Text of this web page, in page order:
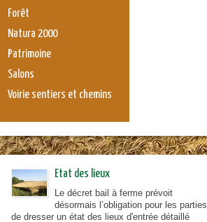
Forêt
Natura 2000
Patrimoine
Salons
Voirie sentiers et chemins
Etat des lieux
Le décret bail à ferme prévoit
désormais l’obligation pour les parties
de dresser un état des lieux d'entrée détaillé